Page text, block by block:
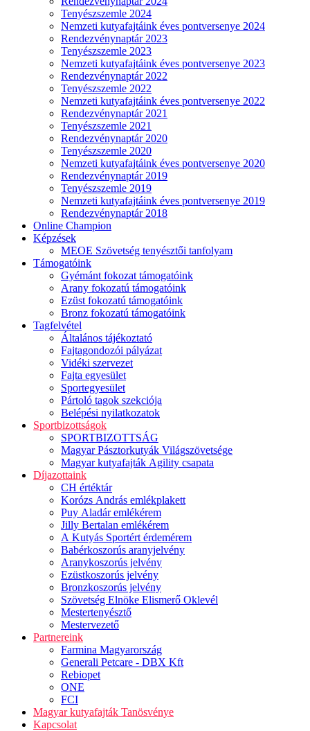
Tenyészszemle 2024
Nemzeti kutyafajtáink éves pontversenye 2024
Rendezvénynaptár 2023
Tenyészszemle 2023
Nemzeti kutyafajtáink éves pontversenye 2023
Rendezvénynaptár 2022
Tenyészszemle 2022
Nemzeti kutyafajtáink éves pontversenye 2022
Rendezvénynaptár 2021
Tenyészszemle 2021
Rendezvénynaptár 2020
Tenyészszemle 2020
Nemzeti kutyafajtáink éves pontversenye 2020
Rendezvénynaptár 2019
Tenyészszemle 2019
Nemzeti kutyafajtáink éves pontversenye 2019
Rendezvénynaptár 2018
Online Champion
Képzések
MEOE Szövetség tenyésztői tanfolyam
Támogatóink
Gyémánt fokozat támogatóink
Arany fokozatú támogatóink
Ezüst fokozatú támogatóink
Bronz fokozatú támogatóink
Tagfelvétel
Általános tájékoztató
Fajtagondozói pályázat
Vidéki szervezet
Fajta egyesület
Sportegyesület
Pártoló tagok szekciója
Belépési nyilatkozatok
Sportbizottságok
SPORTBIZOTTSÁG
Magyar Pásztorkutyák Világszövetsége
Magyar kutyafajták Agility csapata
Díjazottaink
CH értéktár
Korózs András emlékplakett
Puy Aladár emlékérem
Jilly Bertalan emlékérem
A Kutyás Sportért érdemérem
Babérkoszorús aranyjelvény
Aranykoszorús jelvény
Ezüstkoszorús jelvény
Bronzkoszorús jelvény
Szövetség Elnöke Elismerő Oklevél
Mestertenyésztő
Mestervezető
Partnereink
Farmina Magyarország
Generali Petcare - DBX Kft
Rebiopet
ONE
FCI
Magyar kutyafajták Tanösvénye
Kapcsolat